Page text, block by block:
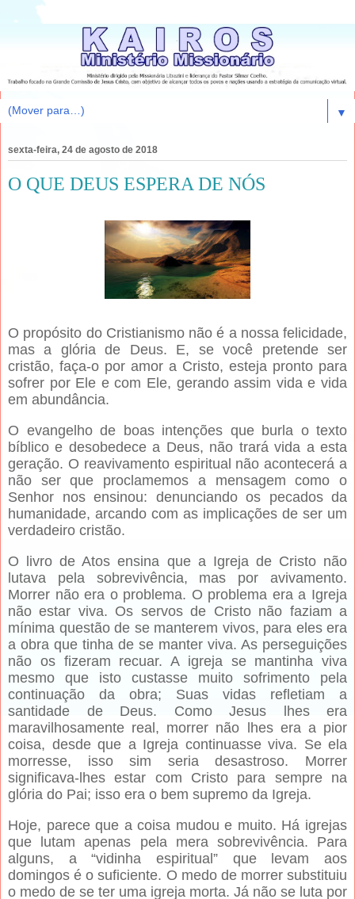
▼
sexta-feira, 24 de agosto de 2018
O QUE DEUS ESPERA DE NÓS
O propósito do Cristianismo não é a nossa felicidade,
mas a glória de Deus. E, se você pretende ser
cristão, faça-o por amor a Cristo, esteja pronto para
sofrer por Ele e com Ele, gerando assim vida e vida
em abundância.
O evangelho de boas intenções que burla o texto
bíblico e desobedece a Deus, não trará vida a esta
geração. O reavivamento espiritual não acontecerá a
não ser que proclamemos a mensagem como o
Senhor nos ensinou: denunciando os pecados da
humanidade, arcando com as implicações de ser um
verdadeiro cristão.
O livro de Atos ensina que a Igreja de Cristo não
lutava pela sobrevivência, mas por avivamento.
Morrer não era o problema. O problema era a Igreja
não estar viva. Os servos de Cristo não faziam a
mínima questão de se manterem vivos, para eles era
a obra que tinha de se manter viva. As perseguições
não os fizeram recuar. A igreja se mantinha viva
mesmo que isto custasse muito sofrimento pela
continuação da obra; Suas vidas refletiam a
santidade de Deus. Como Jesus lhes era
maravilhosamente real, morrer não lhes era a pior
coisa, desde que a Igreja continuasse viva. Se ela
morresse, isso sim seria desastroso. Morrer
significava-lhes estar com Cristo para sempre na
glória do Pai; isso era o bem supremo da Igreja.
Hoje, parece que a coisa mudou e muito. Há igrejas
que lutam apenas pela mera sobrevivência. Para
alguns, a “vidinha espiritual” que levam aos
domingos é o suficiente. O medo de morrer substituiu
o medo de se ter uma igreja morta. Já não se luta por